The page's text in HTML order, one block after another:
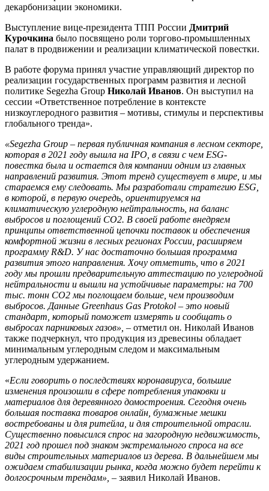
декарбонизации экономики.
Выступление вице-президента ТПП России Дмитрий
Курочкина было посвящено роли торгово-промышленных
палат в продвижении и реализации климатической повестки.
В работе форума принял участие управляющий директор по
реализации государственных программ развития и лесной
политике Segezha Group Николай Иванов. Он выступил на
сессии «Ответственное потребление в контексте
низкоуглеродного развития – мотивы, стимулы и перспективы
глобального тренда».
«Segezha Group – первая публичная компания в лесном секторе,
которая в 2021 году вышла на IPO , в связи с чем ESG-
повестка была и остается для компании одним из главных
направлений развития. Этот тренд существует в мире, и мы
стараемся ему следовать. Мы разработали стратегию ESG
в которой, в первую очередь, ориентируемся на
климатическую углеродную нейтральность, на баланс
выбросов и поглощений СО2. В своей работе внедряем
принципы ответственной цепочки поставок и обеспечения
комфортной жизни в лесных регионах России, расширяем
программу R&D. У нас достаточно большая программа
развития этого направления. Хочу отметить, что в 2021
году мы прошли предварительную аттестацию по углеродной
нейтральности и вышли на устойчивые параметры: на 700
тыс. тонн СO2 мы поглощаем больше, чем производим
выбросов. Данные Greenhaus Gas Protokol – это новый
стандарт который поможет измерять и сообщать о
выбросах парниковых газов», – отметил он. Николай Иванов
также подчеркнул, что продукция из древесины обладает
минимальным углеродным следом и максимальным
углеродным удержанием.
«Если говорить о последствиях коронавируса, большие
изменения произошли в сфере потребления упаковки и
материалов для деревянного домостроения. Сегодня очень
большая поставка товаров онлайн, бумажные мешки
востребованы и для ритейла, и для строительной отрасли.
Существенно повысился спрос на загородную недвижимость,
2021 год прошел под знаком экстремального спроса на все
виды строительных материалов из дерева. В дальнейшем мы
ожидаем стабилизации рынка, когда можно будет перейти к
долгосрочным трендам», – заявил Николай Иванов.